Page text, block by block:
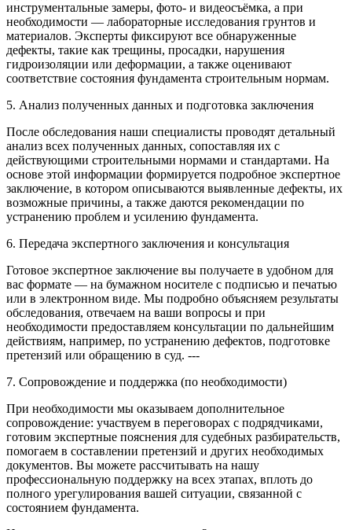
инструментальные замеры, фото- и видеосъёмка, а при
необходимости — лабораторные исследования грунтов и
материалов. Эксперты фиксируют все обнаруженные
дефекты, такие как трещины, просадки, нарушения
гидроизоляции или деформации, а также оценивают
соответствие состояния фундамента строительным нормам.
5. Анализ полученных данных и подготовка заключения
После обследования наши специалисты проводят детальный
анализ всех полученных данных, сопоставляя их с
действующими строительными нормами и стандартами. На
основе этой информации формируется подробное экспертное
заключение, в котором описываются выявленные дефекты, их
возможные причины, а также даются рекомендации по
устранению проблем и усилению фундамента.
6. Передача экспертного заключения и консультация
Готовое экспертное заключение вы получаете в удобном для
вас формате — на бумажном носителе с подписью и печатью
или в электронном виде. Мы подробно объясняем результаты
обследования, отвечаем на ваши вопросы и при
необходимости предоставляем консультации по дальнейшим
действиям, например, по устранению дефектов, подготовке
претензий или обращению в суд. ---
7. Сопровождение и поддержка (по необходимости)
При необходимости мы оказываем дополнительное
сопровождение: участвуем в переговорах с подрядчиками,
готовим экспертные пояснения для судебных разбирательств,
помогаем в составлении претензий и других необходимых
документов. Вы можете рассчитывать на нашу
профессиональную поддержку на всех этапах, вплоть до
полного урегулирования вашей ситуации, связанной с
состоянием фундамента.